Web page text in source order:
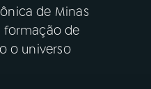
de Minas
formação de
o universo